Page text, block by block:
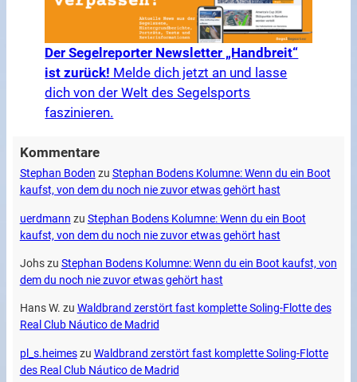
Der Segelreporter Newsletter „Handbreit“
ist zurück! Melde dich jetzt an und lasse
dich von der Welt des Segelsports
faszinieren.
Kommentare
Stephan Boden zu Stephan Bodens Kolumne: Wenn du ein Boot
kaufst, von dem du noch nie zuvor etwas gehört hast
uerdmann zu Stephan Bodens Kolumne: Wenn du ein Boot
kaufst, von dem du noch nie zuvor etwas gehört hast
Johszu Stephan Bodens Kolumne: Wenn du ein Boot kaufst, von
dem du noch nie zuvor etwas gehört hast
Hans W. zu Waldbrand zerstört fast komplette Soling-Flotte des
Real Club Náutico de Madrid
pl_s.heimeszu Waldbrand zerstört fast komplette Soling-Flotte
des Real Club Náutico de Madrid